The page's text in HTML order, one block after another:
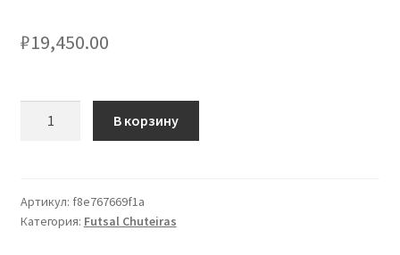
₽19,450.00
8
(Diva
В корзину
Артикул: f8e767669f1a
Категория: Futsal Сhuteiras